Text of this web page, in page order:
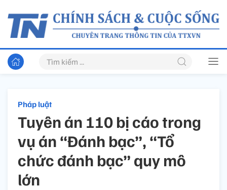
Pháp luật
Tuyên án 110 bị cáo trong
vụ án “Đánh bạc”, “Tổ
chức đánh bạc” quy mô
lớn